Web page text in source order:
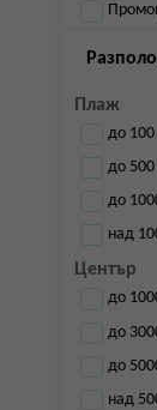
Плаж
до
до
до
над
Център
до
до
до
над